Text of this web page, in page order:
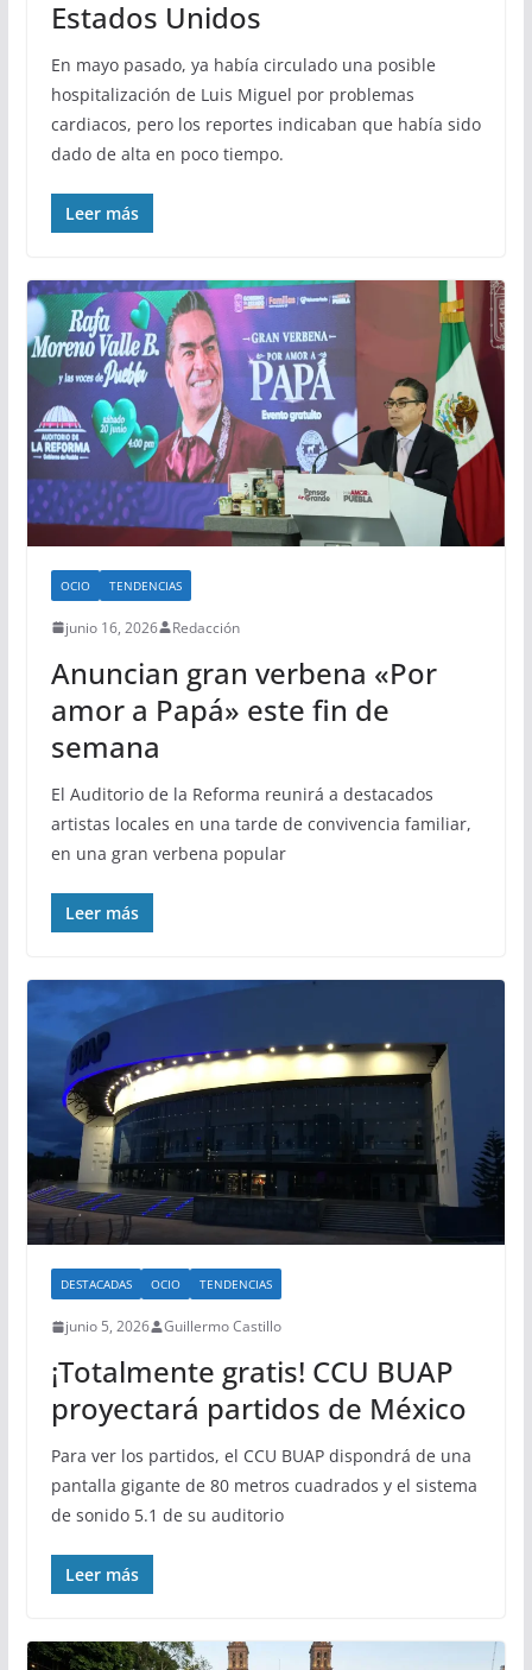
Estados Unidos
En mayo pasado, ya había circulado una posible
hospitalización de Luis Miguel por problemas
cardiacos, pero los reportes indicaban que había sido
dado de alta en poco tiempo.
Leer más
OCIO TENDENCIAS
junio 16, 2026 Redacción
Anuncian gran verbena «Por
amor a Papá» este fin de
semana
El Auditorio de la Reforma reunirá a destacados
artistas locales en una tarde de convivencia familiar,
en una gran verbena popular
Leer más
DESTACADAS OCIO TENDENCIAS
junio 5, 2026 Guillermo Castillo
¡Totalmente gratis! CCU BUAP
proyectará partidos de México
Para ver los partidos, el CCU BUAP dispondrá de una
pantalla gigante de 80 metros cuadrados y el sistema
de sonido 5.1 de su auditorio
Leer más